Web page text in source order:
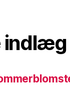
indlæg